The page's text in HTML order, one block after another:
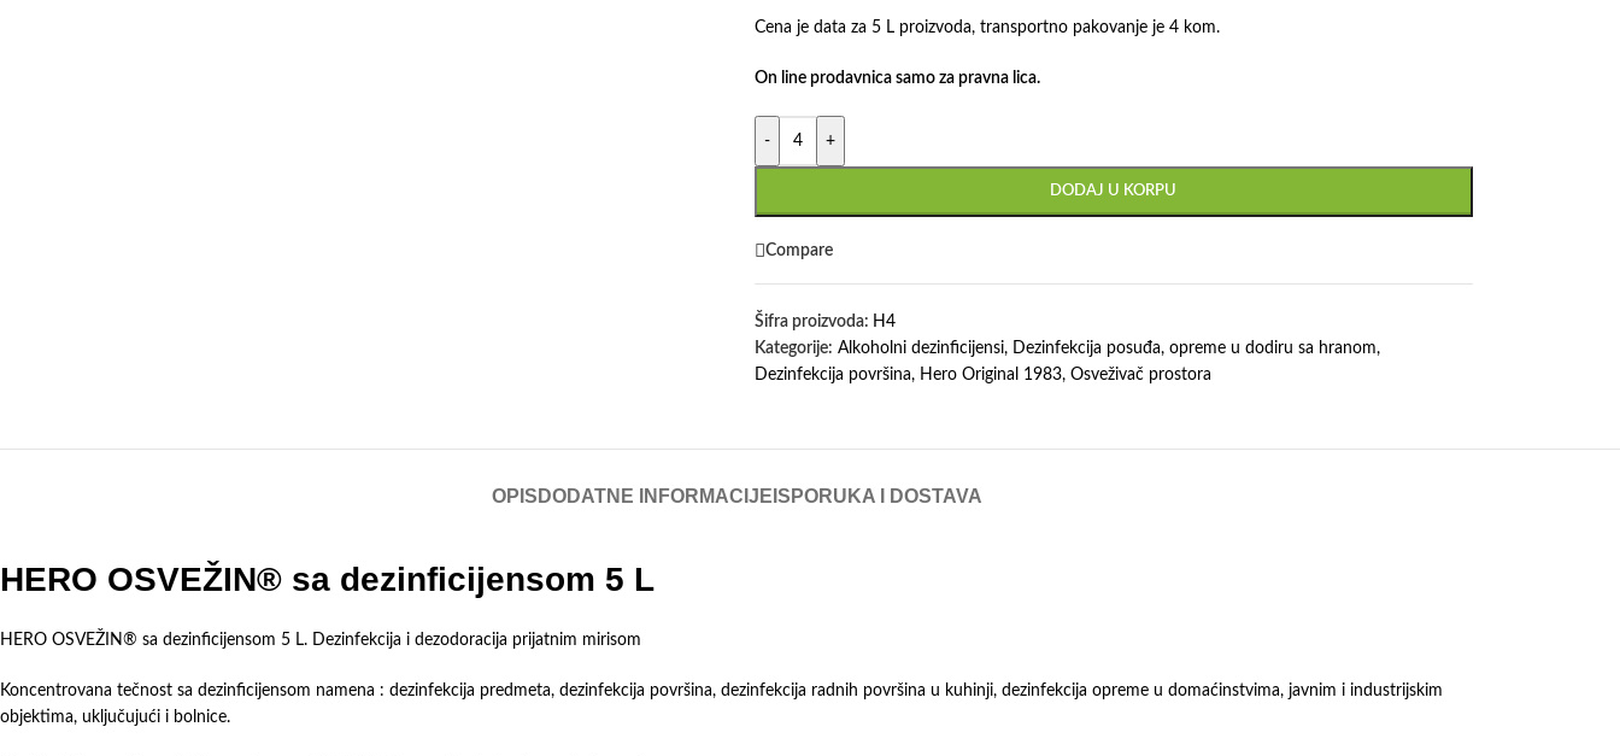
Cena je data za 5 L proizvoda, transportno pakovanje je 4 kom.
On line prodavnica samo za pravna lica.
- +
DODAJ U KORPU
Compare
Šifra proizvoda: H4
Kategorije: Alkoholni dezinficijensi, Dezinfekcija posuđa, opreme u dodiru sa hranom,
Dezinfekcija površina, Hero Original 1983, Osveživač prostora
OPIS DODATNE INFORMACIJE ISPORUKA I DOSTAVA
HERO OSVEŽIN® sa dezinficijensom 5 L
HERO OSVEŽIN® sa dezinficijensom 5 L. Dezinfekcija i dezodoracija prijatnim mirisom
Koncentrovana tečnost sa dezinficijensom namena : dezinfekcija predmeta, dezinfekcija površina, dezinfekcija radnih površina u kuhinji, dezinfekcija opreme u domaćinstvima, javnim i industrijskim
objektima, uključujući i bolnice.